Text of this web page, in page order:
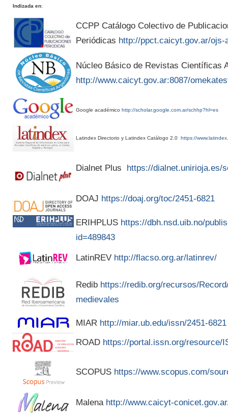
Indizada en:
CCPP Catálogo Colectivo de
Periódicas http://ppct.caicyt.gov.ar/ojs-
Núcleo Básico de Revistas Científicas
http://www.caicyt.gov.ar:8087/
Google académico http://scholar.google.com.ar/schhp?hl=es
Latindex Directorio y Latindex Catálogo 2.0 https://
Dialnet Plus https://dialnet.unirioja.es/
DOAJ https://doaj.org/toc/2451-6821
ERIHPLUS https://dbh.nsd.uib.no/
id=489843
LatinREV http://flacso.org.ar/latinrev/
Redib https://redib.org/recursos/
medievales
MIAR http://miar.ub.edu/issn/2451-6821
ROAD https://portal.issn.org/resource/
SCOPUS https://www.scopus.com/
Malena http://www.caicyt-